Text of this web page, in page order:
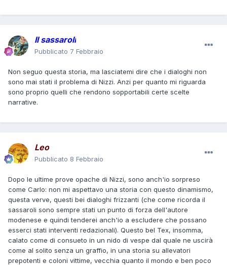
Il sassaroli
Pubblicato 7 Febbraio
Non seguo questa storia, ma lasciatemi dire che i dialoghi non
sono mai stati il problema di Nizzi. Anzi per quanto mi riguarda
sono proprio quelli che rendono sopportabili certe scelte
narrative.
Leo
Pubblicato 8 Febbraio
Dopo le ultime prove opache di Nizzi, sono anch'io sorpreso
come Carlo: non mi aspettavo una storia con questo dinamismo,
questa verve, questi bei dialoghi frizzanti (che come ricorda il
sassaroli sono sempre stati un punto di forza dell'autore
modenese e quindi tenderei anch'io a escludere che possano
esserci stati interventi redazionali). Questo bel Tex, insomma,
calato come di consueto in un nido di vespe dal quale ne uscirà
come al solito senza un graffio, in una storia su allevatori
prepotenti e coloni vittime, vecchia quanto il mondo e ben poco